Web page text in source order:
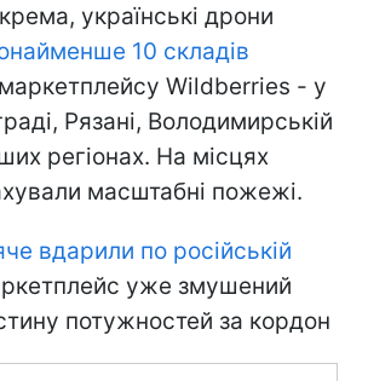
українські дрони
10 складів
маркетплейсу Wildberries - у
Рязані, Володимирській
регіонах. На місцях
масштабні пожежі.
вдарили по російській
уже змушений
потужностей за кордон